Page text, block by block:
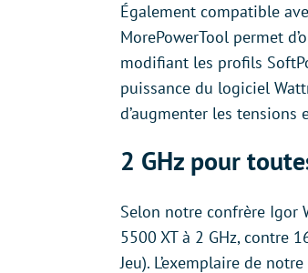
Également compatible
MorePowerTool permet
modifiant les profils
puissance du logiciel
d’augmenter les
2 GHz pour
Selon notre confrère Igor
5500 XT à 2 GHz, contre
Jeu). L’exemplaire de